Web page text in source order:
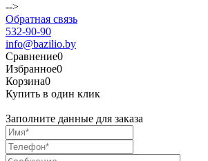
-->
Обратная связь
532-90-90
info@bazilio.by
Сравнение0
Избранное0
Корзина0
Купить в один клик
Заполните данные для заказа